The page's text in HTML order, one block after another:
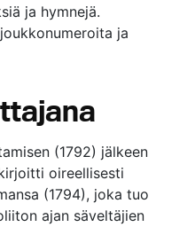
ja hymnejä.
ja
(1792) jälkeen
oireellisesti
(1794), joka tuo
ajan säveltäjien